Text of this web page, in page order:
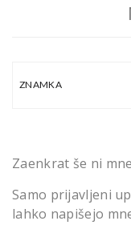
ZNAMKA
Zaenkrat še ni
Samo prijavljeni
lahko napišejo